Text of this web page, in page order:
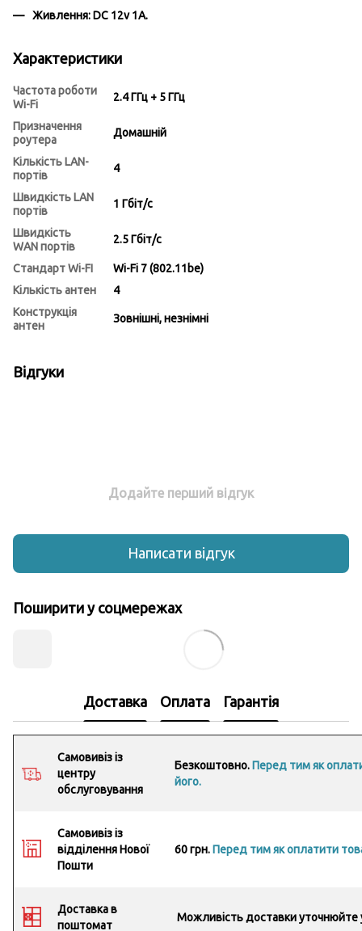
Живлення:DC 12v 1A.
Характеристики
Частота роботи
Wi-Fi
2.4 ГГц + 5 ГГц
Призначення
роутера
Домашній
Кількість LAN-
портів
4
Швидкість LAN
портів
1 Гбіт/с
Швидкість
WAN портів
2.5 Гбіт/с
Стандарт Wi-FI
Wi-Fi 7 (802.11be)
Кількість антен
4
Конструкція
антен
Зовнішні, незнімні
Відгуки
Додайте перший відгук
Написати відгук
Поширити у соцмережах
Доставка Оплата Гарантія
Самовивіз із
центру
обслуговування
Безкоштовно.Перед тим як
його.
Самовивіз із
відділення Нової
Пошти
60 грн.Перед тим як оплатити
Доставка в
поштомат
Можливість доставки уточнюйте